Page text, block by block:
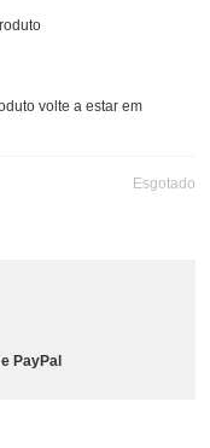
volte a estar em
Esgotado
PayPal